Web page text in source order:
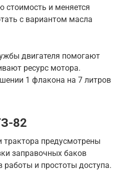
и меняется
с вариантом масла
двигателя помогают
ресурс мотора.
1 флакона на 7 литров
82
трактора предусмотрены
заправочных баков
и простоты доступа.